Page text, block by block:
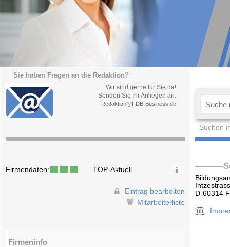
Sie haben Fragen an die Redaktion?
Wir sind gerne für Sie da!
Senden Sie Ihr Anliegen an:
Redaktion@FDB-Business.de
Suchen
Firmendaten: TOP-Aktuell
Eintrag bearbeiten
Mitarbeiterliste
Firmeninfo
D-60314